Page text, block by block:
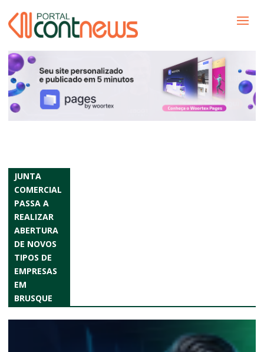
JUNTA
COMERCIAL
PASSA A
REALIZAR
ABERTURA
DE NOVOS
TIPOS DE
EMPRESAS
EM
BRUSQUE